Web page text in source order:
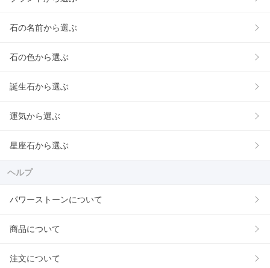
石の名前から選ぶ
石の色から選ぶ
誕生石から選ぶ
運気から選ぶ
星座石から選ぶ
ヘルプ
パワーストーンについて
商品について
注文について